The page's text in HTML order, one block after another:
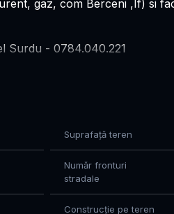
gaz, com Berceni ,If) si
Surdu - 0784.040.221
Suprafață teren
Număr fronturi
stradale
Construcție pe teren